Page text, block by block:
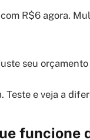
R$6 agora.
seu
Teste e veja a
funcione